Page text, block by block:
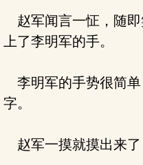
赵军闻言一怔，随
上了李明军的手。
李明军的手势很简单
字。
赵军一摸就摸出来了